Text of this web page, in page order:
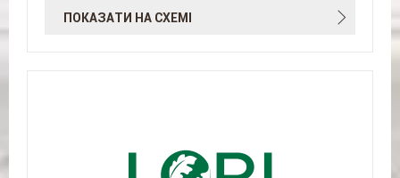
ПОКАЗАТИ НА СХЕМІ